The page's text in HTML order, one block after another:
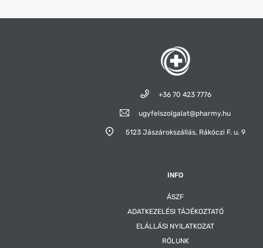
+36 70 423 7776
ugyfelszolgalat@pharmy.hu
5123 Jászárokszállás, Rákóczi F. u. 9
INFO
ÁSZF
ADATKEZELÉSI TÁJÉKOZTATÓ
ELÁLLÁSI NYILATKOZAT
RÓLUNK